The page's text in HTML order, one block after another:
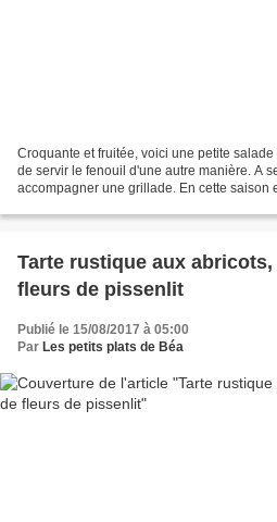
Croquante et fruitée, voici une petite
de servir le fenouil d'une autre manière. A
accompagner une grillade. En cette saison
Tarte rustique aux
fleurs de pissenlit
Publié le 15/08/2017 à 05:00
Par Les petits plats de Béa